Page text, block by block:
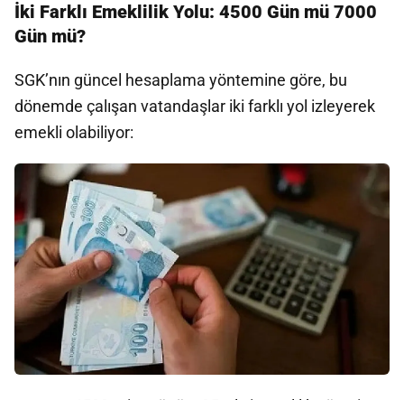
İki Farklı Emeklilik Yolu: 4500 Gün mü 7000
Gün mü?
SGK’nın güncel hesaplama yöntemine göre, bu
dönemde çalışan vatandaşlar iki farklı yol izleyerek
emekli olabiliyor: